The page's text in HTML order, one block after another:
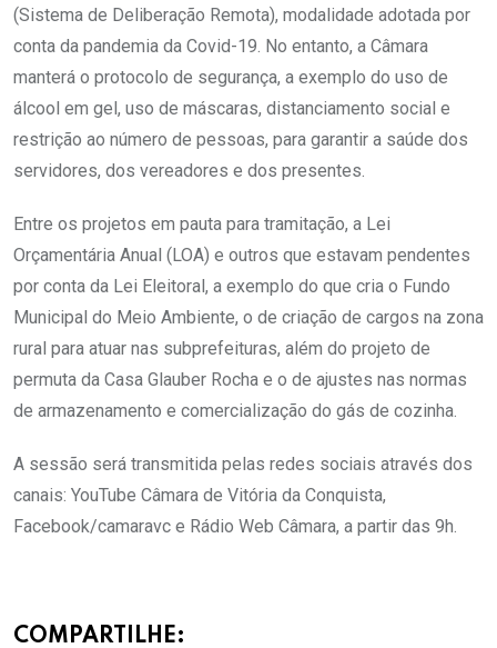
(Sistema de Deliberação Remota), modalidade adotada por
conta da pandemia da Covid-19. No entanto, a Câmara
manterá o protocolo de segurança, a exemplo do uso de
álcool em gel, uso de máscaras, distanciamento social e
restrição ao número de pessoas, para garantir a saúde dos
servidores, dos vereadores e dos presentes.
Entre os projetos em pauta para tramitação, a Lei
Orçamentária Anual (LOA) e outros que estavam pendentes
por conta da Lei Eleitoral, a exemplo do que cria o Fundo
Municipal do Meio Ambiente, o de criação de cargos na zona
rural para atuar nas subprefeituras, além do projeto de
permuta da Casa Glauber Rocha e o de ajustes nas normas
de armazenamento e comercialização do gás de cozinha.
A sessão será transmitida pelas redes sociais através dos
canais: YouTube Câmara de Vitória da Conquista,
Facebook/camaravc e Rádio Web Câmara, a partir das 9h.
COMPARTILHE: